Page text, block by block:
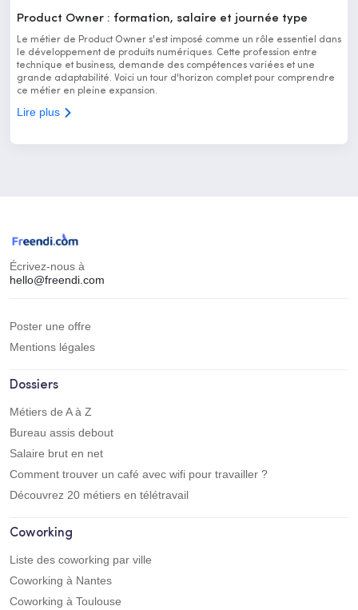
Product Owner : formation, salaire et journée type
Le métier de Product Owner s'est imposé comme un rôle essentiel dans
le développement de produits numériques. Cette profession entre
technique et business, demande des compétences variées et une
grande adaptabilité. Voici un tour d'horizon complet pour comprendre
ce métier en pleine expansion.
Lire plus
Écrivez-nous à
hello@freendi.com
Poster une offre
Mentions légales
Dossiers
Métiers de A à Z
Bureau assis debout
Salaire brut en net
Comment trouver un café avec wifi pour travailler ?
Découvrez 20 métiers en télétravail
Coworking
Liste des coworking par ville
Coworking à Nantes
Coworking à Toulouse